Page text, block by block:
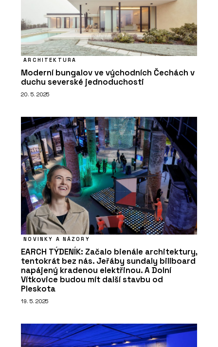
ARCHITEKTURA
Moderní bungalov ve východních Čechách v
duchu severské jednoduchosti
20. 5. 2025
NOVINKY A NÁZORY
EARCH TÝDENÍK: Začalo bienále architektury,
tentokrát bez nás. Jeřáby sundaly billboard
napájený kradenou elektřinou. A Dolní
Vítkovice budou mít další stavbu od
Pleskota
19. 5. 2025